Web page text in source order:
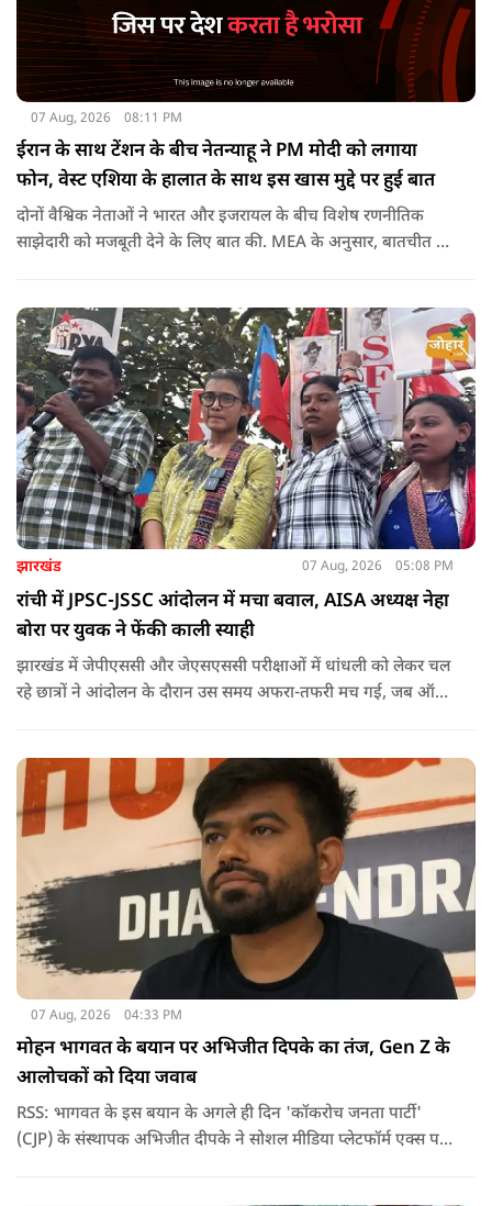
07 Aug, 2026 08:11 PM
ईरान के साथ टेंशन के बीच नेतन्याहू ने PM मोदी को लगाया
फोन, वेस्ट एशिया के हालात के साथ इस खास मुद्दे पर हुई बात
दोनों वैश्विक नेताओं ने भारत और इजरायल के बीच विशेष रणनीतिक
साझेदारी को मजबूती देने के ल‍िए बात की. MEA के अनुसार, बातचीत की
झारखंड 07 Aug, 2026 05:08 PM
रांची में JPSC-JSSC आंदोलन में मचा बवाल, AISA अध्यक्ष नेहा
बोरा पर युवक ने फेंकी काली स्याही
झारखंड में जेपीएससी और जेएसएससी परीक्षाओं में धांधली को लेकर चल
रहे छात्रों ने आंदोलन के दौरान उस समय अफरा-तफरी मच गई, जब ऑल
07 Aug, 2026 04:33 PM
मोहन भागवत के बयान पर अभिजीत दिपके का तंज, Gen Z के
आलोचकों को दिया जवाब
RSS: भागवत के इस बयान के अगले ही दिन 'कॉकरोच जनता पार्टी'
(CJP) के संस्थापक अभिजीत दीपके ने सोशल मीडिया प्लेटफॉर्म एक्स पर